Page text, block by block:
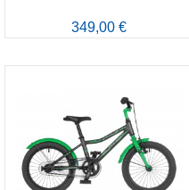
349,00 €